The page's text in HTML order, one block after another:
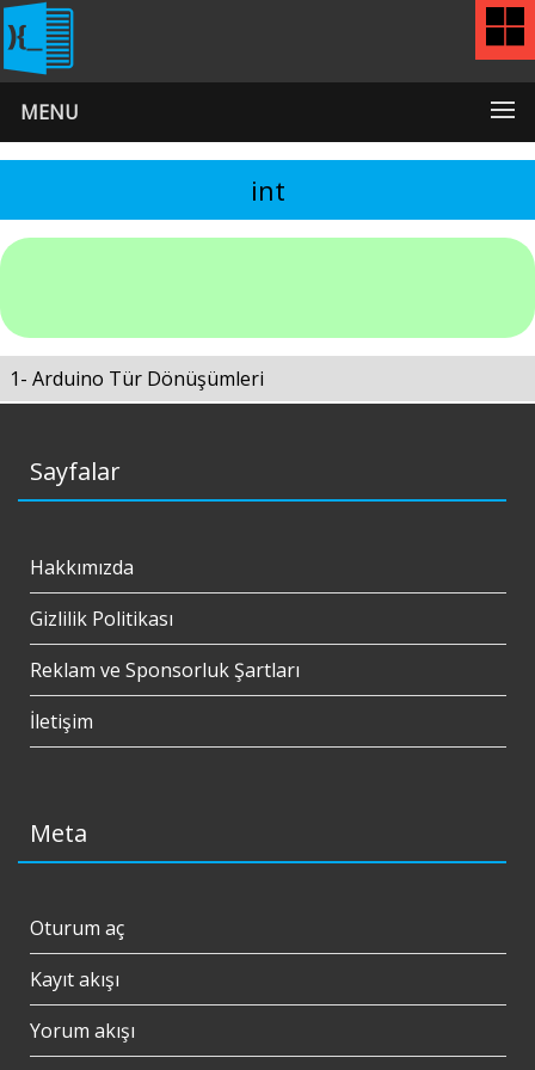
MENU
int
1- Arduino Tür Dönüşümleri
Sayfalar
Hakkımızda
Gizlilik Politikası
Reklam ve Sponsorluk Şartları
İletişim
Meta
Oturum aç
Kayıt akışı
Yorum akışı